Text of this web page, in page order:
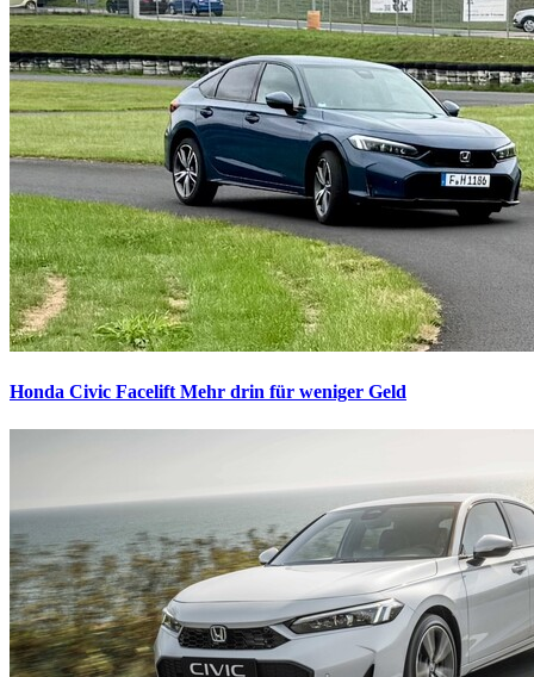
Honda Civic Facelift Mehr drin für weniger Geld